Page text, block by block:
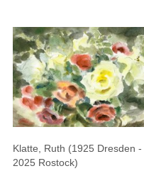
Klatte, Ruth (1925 Dresden -
2025 Rostock)